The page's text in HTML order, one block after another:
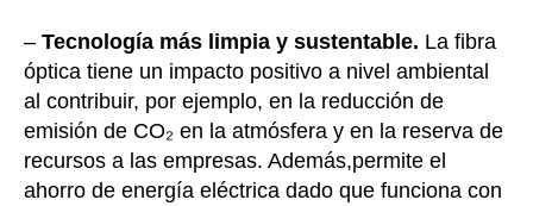
– Tecnología más limpia y sustentable. La fibra
óptica tiene un impacto positivo a nivel ambiental
al contribuir, por ejemplo, en la reducción de
emisión de CO₂ en la atmósfera y en la reserva de
recursos a las empresas. Además,permite el
ahorro de energía eléctrica dado que funciona con